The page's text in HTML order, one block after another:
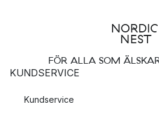
FÖR ALLA SOM
KUNDSERVICE
Kundservice